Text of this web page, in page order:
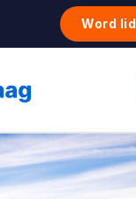
Word lid